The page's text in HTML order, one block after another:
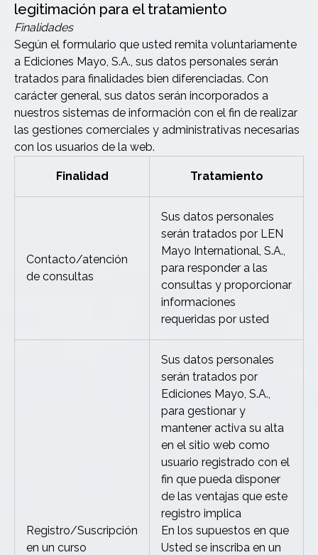
legitimación para el tratamiento
Finalidades
Según el formulario que usted remita voluntariamente
a Ediciones Mayo, S.A., sus datos personales serán
tratados para finalidades bien diferenciadas. Con
carácter general, sus datos serán incorporados a
nuestros sistemas de información con el fin de realizar
las gestiones comerciales y administrativas necesarias
con los usuarios de la web.
Finalidad Tratamiento
Contacto/atención
de consultas
Sus datos personales
serán tratados por LEN
Mayo International, S.A.,
para responder a las
consultas y proporcionar
informaciones
requeridas por usted
Registro/Suscripción
en un curso
Sus datos personales
serán tratados por
Ediciones Mayo, S.A.,
para gestionar y
mantener activa su alta
en el sitio web como
usuario registrado con el
fin que pueda disponer
de las ventajas que este
registro implica
En los supuestos en que
Usted se inscriba en un